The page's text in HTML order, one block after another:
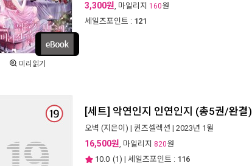
미리읽기
3,300원, 마일리지 160원
세일즈포인트 : 121
[세트] 악연인지 인연인지 (총5권/완결)
오벽 (지은이) | 퀸즈셀렉션 | 2023년 1월
16,500원, 마일리지 820원
10.0 (1) | 세일즈포인트 : 116